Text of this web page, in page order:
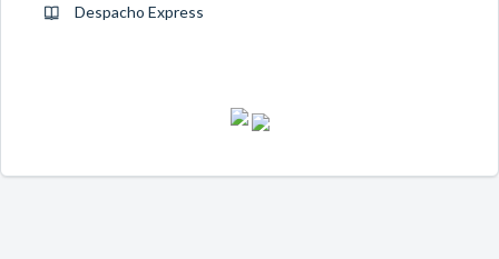
Despacho Express